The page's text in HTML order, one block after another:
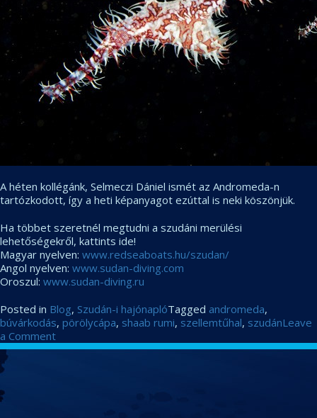
A héten kollégánk, Selmeczi Dániel ismét az Andromeda-n
tartózkodott, így a heti képanyagot ezúttal is neki köszönjük.
Ha többet szeretnél megtudni a szudáni merülési
lehetőségekről, kattints ide!
Magyar nyelven: www.redseaboats.hu/szudan/
Angol nyelven: www.sudan-diving.com
Oroszul: www.sudan-diving.ru
Posted in Blog, Szudán-i hajónaplóTagged andromeda,
búvárkodás, pörölycápa, shaab rumi, szellemtűhal, szudánLeave
a Commenton
Pörölyök,